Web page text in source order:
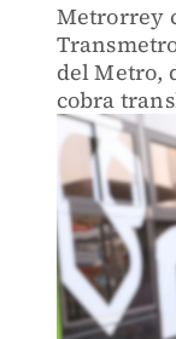
Metrorrey
del Metro,
cobra
Metrorrey.